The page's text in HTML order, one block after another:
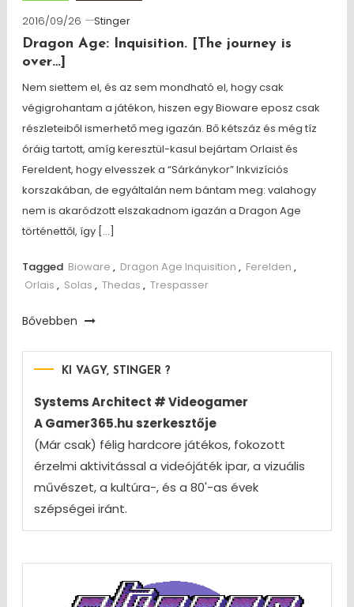
2016/09/26
Stinger
Dragon Age: Inquisition. [The journey is
over…]
Nem siettem el, és az sem mondható el, hogy csak
végigrohantam a játékon, hiszen egy Bioware eposz csak
részleteiből ismerhető meg igazán. Bő kétszáz és még tíz
óráig tartott, amíg keresztül-kasul bejártam Orlaist és
Fereldent, hogy elvesszek a “Sárkánykor” Inkvizíciós
korszakában, de egyáltalán nem bántam meg: valahogy
nem is akaródzott elszakadnom igazán a Dragon Age
történettől, így […]
Tagged Bioware , Dragon Age Inquisition , Ferelden ,
Orlais , Solas , Thedas , Trespasser
Bővebben
KI VAGY, STINGER ?
Systems Architect # Videogamer
A Gamer365.hu szerkesztője
(Már csak) félig hardcore játékos, fokozott
érzelmi aktivitással a videójáték ipar, a vizuális
művészet, a kultúra-, és a 80'-as évek
szépségei iránt.